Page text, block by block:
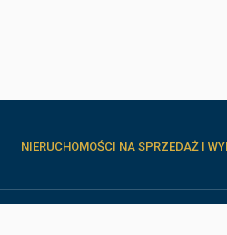
NIERUCHOMOŚCI NA SPRZEDAŻ I